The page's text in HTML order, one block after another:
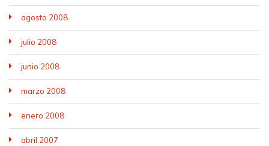
agosto 2008
julio 2008
junio 2008
marzo 2008
enero 2008
abril 2007